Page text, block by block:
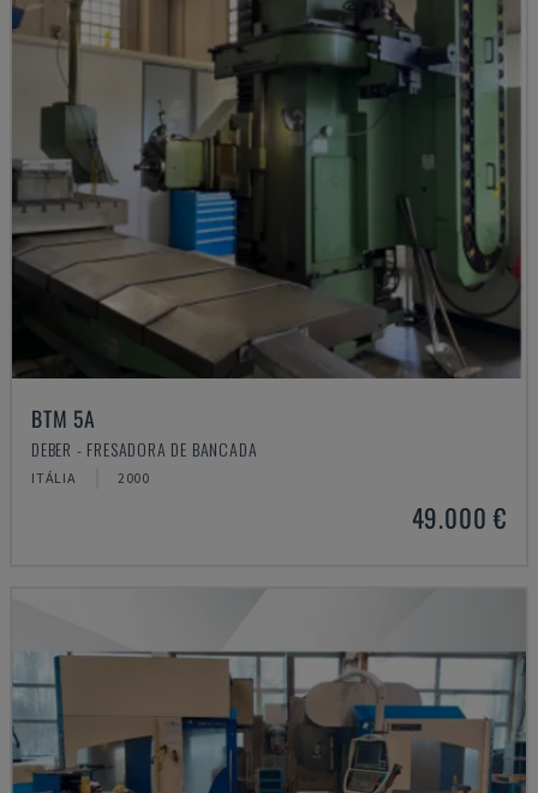
BTM 5A
DEBER - FRESADORA DE BANCADA
ITÁLIA 2000
49.000 €